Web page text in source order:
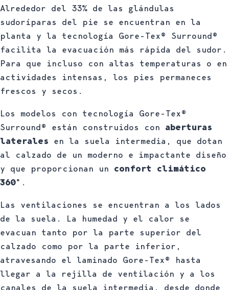
Alrededor del 33% de las glándulas
sudoríparas del pie se encuentran en la
planta y la tecnología Gore-Tex® Surround®
facilita la evacuación más rápida del sudor.
Para que incluso con altas temperaturas o en
actividades intensas, los pies permaneces
frescos y secos.
Los modelos con tecnología Gore-Tex®
Surround® están construidos con aberturas
laterales en la suela intermedia, que dotan
al calzado de un moderno e impactante diseño
y que proporcionan un confort climático
360º .
Las ventilaciones se encuentran a los lados
de la suela. La humedad y el calor se
evacuan tanto por la parte superior del
calzado como por la parte inferior,
atravesando el laminado Gore-Tex® hasta
llegar a la rejilla de ventilación y a los
canales de la suela intermedia, desde donde